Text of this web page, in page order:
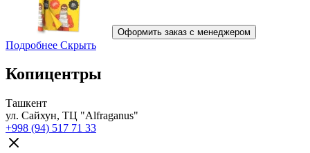
Оформить заказ с менеджером
Подробнее Скрыть
Копицентры
Ташкент
ул. Сайхун, ТЦ "Alfraganus"
+998 (94) 517 71 33